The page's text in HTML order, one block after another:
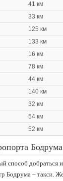
41 км
33 км
125 км
133 км
16 км
78 км
44 км
140 км
32 км
54 км
52 км
Бодрума
способ добраться
Бодрума – такси.